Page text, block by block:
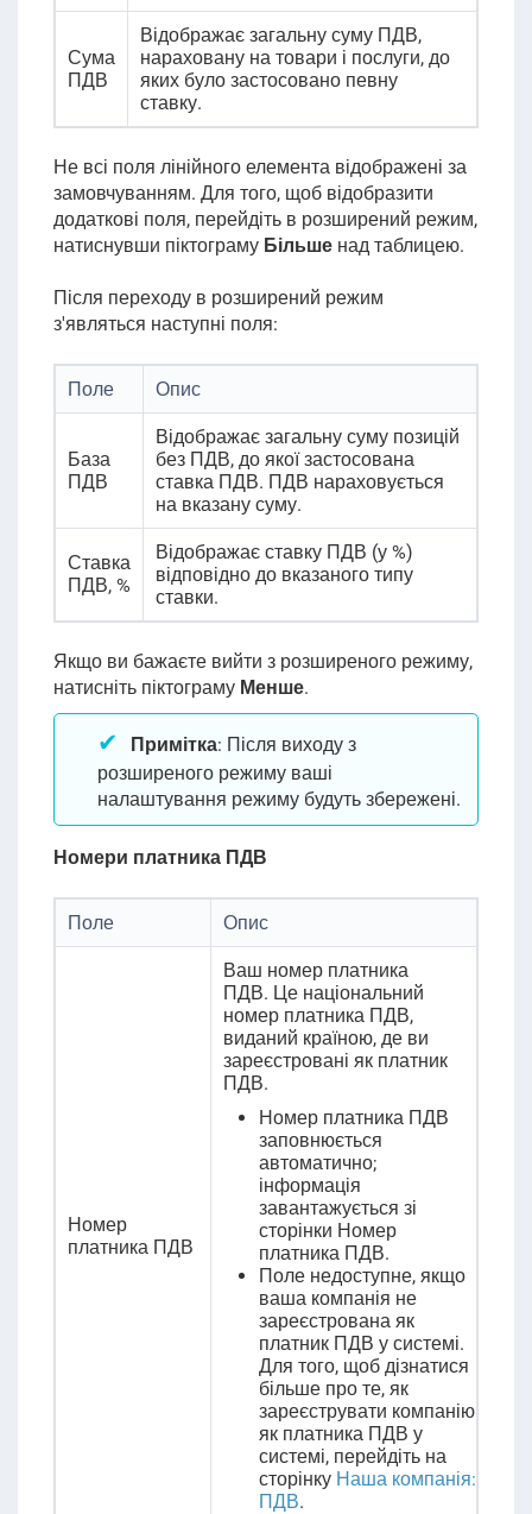
Сума
ПДВ
Відображає загальну суму ПДВ,
нараховану на товари і послуги, до
яких було застосовано певну
ставку.
Не всі поля лінійного елемента відображені за
замовчуванням. Для того, щоб відобразити
додаткові поля, перейдіть в розширений режим,
натиснувши піктограму Більшенад таблицею.
Після переходу в розширений режим
з'являться наступні поля:
Поле Опис
База
ПДВ
Відображає загальну суму позицій
без ПДВ, до якої застосована
ставка ПДВ. ПДВ нараховується
на вказану суму.
Ставка
ПДВ, %
Відображає ставку ПДВ (у %)
відповідно до вказаного типу
ставки.
Якщо ви бажаєте вийти з розширеного режиму,
натисніть піктограму Менше.
Примітка: Після виходу з
розширеного режиму ваші
налаштування режиму будуть збережені.
Номери платника ПДВ
Поле Опис
Номер
платника ПДВ
Ваш номер платника
ПДВ. Це національний
номер платника ПДВ,
виданий країною, де ви
зареєстровані як платник
ПДВ.
Номер платника ПДВ
заповнюється
автоматично;
інформація
завантажується зі
сторінки Номер
платника ПДВ.
Поле недоступне, якщо
ваша компанія не
зареєстрована як
платник ПДВ у системі.
Для того, щоб дізнатися
більше про те, як
зареєструвати компанію
як платника ПДВ у
системі, перейдіть на
сторінку Наша компанія:
ПДВ.